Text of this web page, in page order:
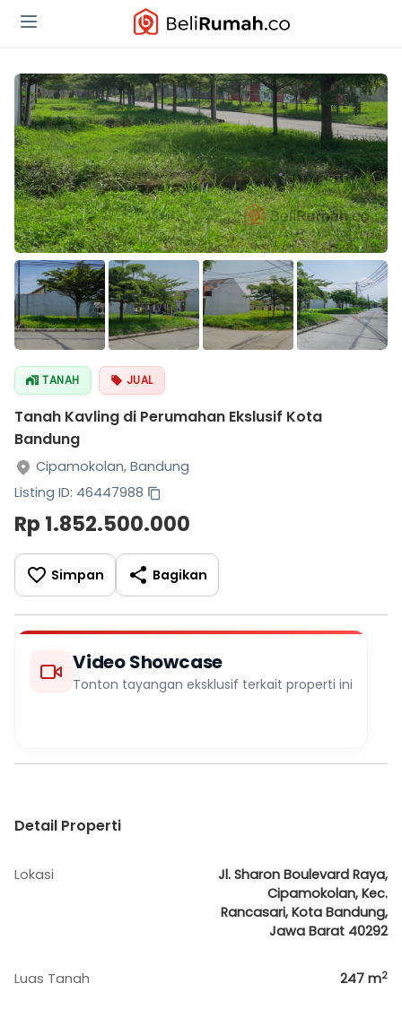
TANAH JUAL
Tanah Kavling di Perumahan Ekslusif Kota
Bandung
Cipamokolan, Bandung
Listing ID: 46447988
Rp 1.852.500.000
Simpan Bagikan
Video Showcase
Tonton tayangan eksklusif terkait properti ini
Detail Properti
Lokasi
Jl. Sharon Boulevard Raya,
Cipamokolan, Kec.
Rancasari, Kota Bandung,
Jawa Barat 40292
Luas Tanah 247 m2